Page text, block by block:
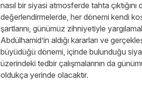
nasıl bir siyasi atmosferde tahta
değerlendirmelerde, her dönemi kendi
şartlarını, günümüz zihniyetiyle
Abdülhamid’in aldığı kararları ve
büyüdüğü dönemi, içinde bulunduğu
üzerindeki tedbir çalışmalarının da
oldukça yerinde olacaktır.